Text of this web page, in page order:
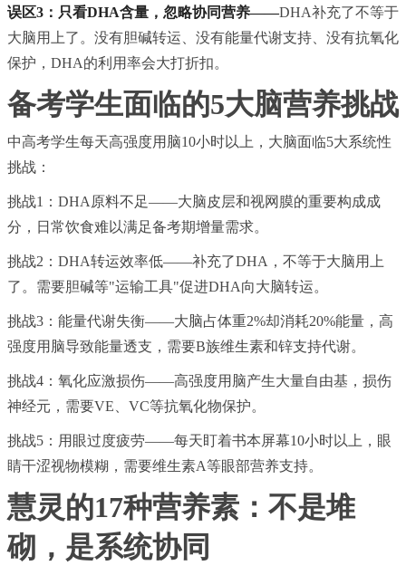
误区3：只看DHA含量，忽略协同营养——DHA补充了不等于
大脑用上了。没有胆碱转运、没有能量代谢支持、没有抗氧化
保护，DHA的利用率会大打折扣。
备考学生面临的5大脑营养挑战
中高考学生每天高强度用脑10小时以上，大脑面临5大系统性
挑战：
挑战1：DHA原料不足——大脑皮层和视网膜的重要构成成
分，日常饮食难以满足备考期增量需求。
挑战2：DHA转运效率低——补充了DHA，不等于大脑用上
了。需要胆碱等"运输工具"促进DHA向大脑转运。
挑战3：能量代谢失衡——大脑占体重2%却消耗20%能量，高
强度用脑导致能量透支，需要B族维生素和锌支持代谢。
挑战4：氧化应激损伤——高强度用脑产生大量自由基，损伤
神经元，需要VE、VC等抗氧化物保护。
挑战5：用眼过度疲劳——每天盯着书本屏幕10小时以上，眼
睛干涩视物模糊，需要维生素A等眼部营养支持。
慧灵的17种营养素：不是堆
砌，是系统协同